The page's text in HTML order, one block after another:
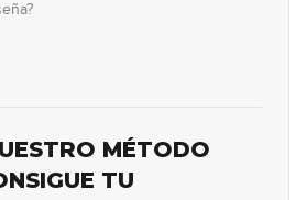
Brothers in ArmsMÉTODO
TU